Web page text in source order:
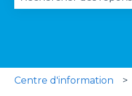
Centre d'information